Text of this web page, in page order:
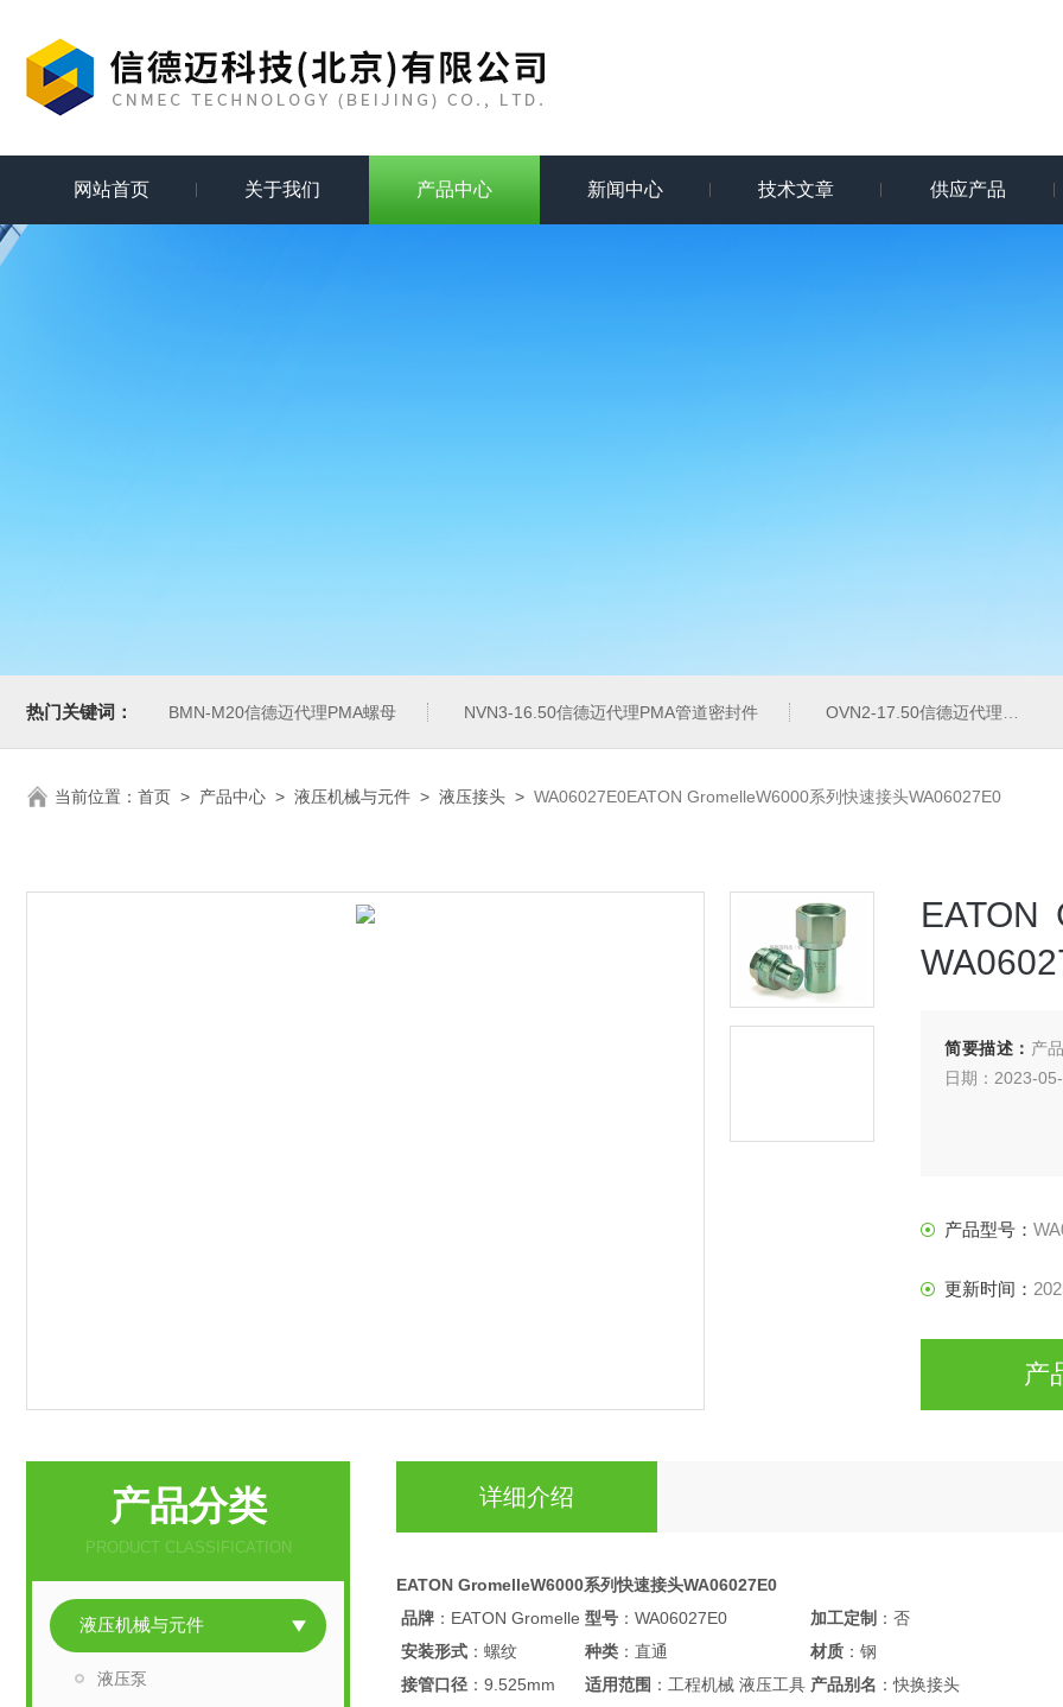
网站首页 关于我们 产品中心 新闻中心 技术文章 供应产品
热门关键词： BMN-M20信德迈代理PMA螺母 NVN3-16.50信德迈代理PMA管道密封件 OVN2-17.50信德迈代理PMA导管夹
当前位置： 首页 > 产品中心 > 液压机械与元件 > 液压接头 > WA06027E0EATON GromelleW6000系列快速接头WA06027E0
简要描述： 产
日期：2023-
产品型号：
更新时间：
产
产品分类
PRODUCT CLASSIFICATION
液压机械与元件
液压泵
详细介绍
EATON GromelleW6000系列快速接头WA06027E0
品牌 ：EATON Gromelle 型号 ：WA06027E0 加工定制 ：否
安装形式 ：螺纹 种类 ：直通 材质 ：钢
接管口径 ：9.525mm 适用范围 ：工程机械 液压工具 产品别名 ：快换接头